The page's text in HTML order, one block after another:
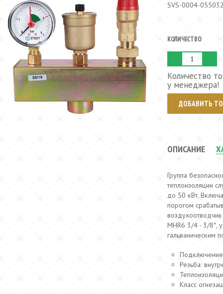
SVS-0004-
КОЛИЧЕСТВО
Количество
у менеджера!
ДОБАВИТЬ
ОПИСАНИЕ
Группа
теплоизоляции
до 50 кВт.
порогом
MHR6 3/4 - 3/8″,
гальваническим
Резьба:
Класс